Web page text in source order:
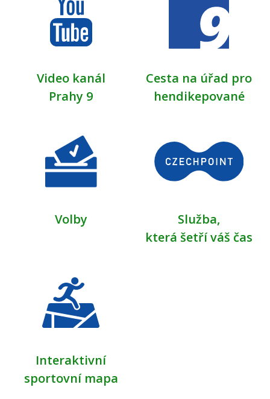
Video kanál
Prahy 9
Cesta na úřad pro
hendikepované
Volby
Služba,
která šetří váš čas
Interaktivní
sportovní mapa